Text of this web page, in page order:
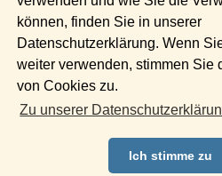
können, finden Sie in unserer
Datenschutzerklärung. Wenn
weiter verwenden, stimmen Sie
von Cookies zu.
Zu unserer
Ich stimme zu
Pankow
Reinickendorf
Spandau
Tempelhof
Treptow